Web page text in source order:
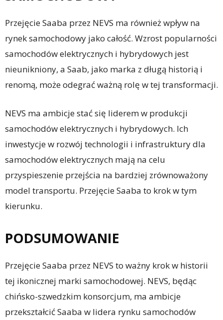
Przejęcie Saaba przez NEVS ma również wpływ na
rynek samochodowy jako całość. Wzrost popularności
samochodów elektrycznych i hybrydowych jest
nieunikniony, a Saab, jako marka z długą historią i
renomą, może odegrać ważną rolę w tej transformacji.
NEVS ma ambicje stać się liderem w produkcji
samochodów elektrycznych i hybrydowych. Ich
inwestycje w rozwój technologii i infrastruktury dla
samochodów elektrycznych mają na celu
przyspieszenie przejścia na bardziej zrównoważony
model transportu. Przejęcie Saaba to krok w tym
kierunku.
PODSUMOWANIE
Przejęcie Saaba przez NEVS to ważny krok w historii
tej ikonicznej marki samochodowej. NEVS, będąc
chińsko-szwedzkim konsorcjum, ma ambicje
przekształcić Saaba w lidera rynku samochodów